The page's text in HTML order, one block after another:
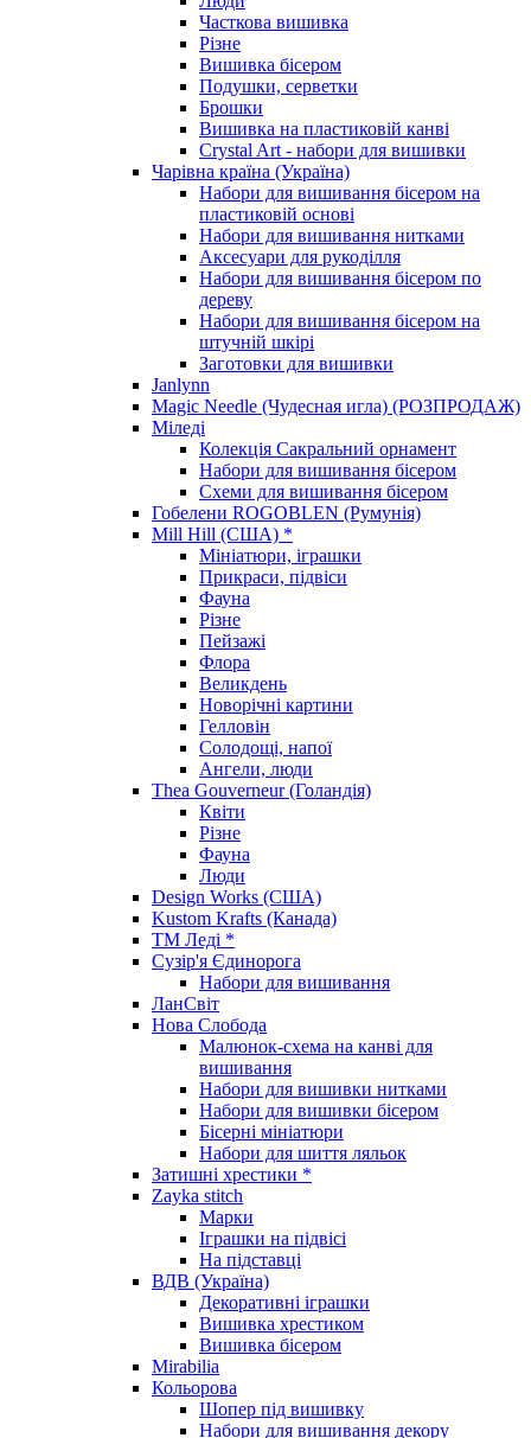
Часткова вишивка
Різне
Вишивка бісером
Подушки, серветки
Брошки
Вишивка на пластиковій канві
Crystal Art - набори для вишивки
Чарівна країна (Україна)
Набори для вишивання бісером на
пластиковій основі
Набори для вишивання нитками
Аксесуари для рукоділля
Набори для вишивання бісером по
дереву
Набори для вишивання бісером на
штучній шкірі
Заготовки для вишивки
Janlynn
Magic Needle (Чудесная игла) (РОЗПРОДАЖ)
Міледі
Колекція Сакральний орнамент
Набори для вишивання бісером
Схеми для вишивання бісером
Гобелени ROGOBLEN (Румунія)
Mill Hill (США) *
Мініатюри, іграшки
Прикраси, підвіси
Фауна
Різне
Пейзажі
Флора
Великдень
Новорічні картини
Гелловін
Солодощі, напої
Ангели, люди
Thea Gouverneur (Голандія)
Квіти
Різне
Фауна
Люди
Design Works (США)
Kustom Krafts (Канада)
ТМ Леді *
Сузір'я Єдинорога
Набори для вишивання
ЛанСвіт
Нова Слобода
Малюнок-схема на канві для
вишивання
Набори для вишивки нитками
Набори для вишивки бісером
Бісерні мініатюри
Набори для шиття ляльок
Затишні хрестики *
Zayka stitch
Марки
Іграшки на підвісі
На підставці
ВДВ (Україна)
Декоративні іграшки
Вишивка хрестиком
Вишивка бісером
Mirabilia
Кольорова
Шопер під вишивку
Набори для вишивання декору